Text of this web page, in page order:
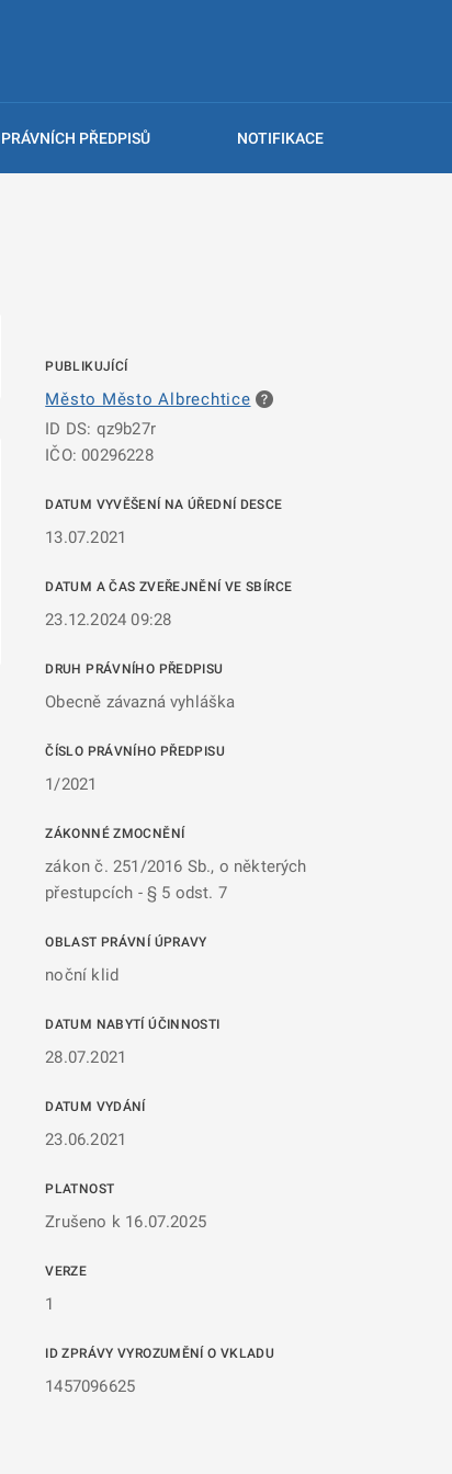
PŘEDPISŮ NOTIFIKACE
PUBLIKUJÍCÍ
Město Město Albrechtice
ID DS: qz9b27r
IČO: 00296228
DATUM VYVĚŠENÍ NA ÚŘEDNÍ DESCE
13.07.2021
DATUM A ČAS ZVEŘEJNĚNÍ VE SBÍRCE
23.12.2024 09:28
DRUH PRÁVNÍHO PŘEDPISU
Obecně závazná vyhláška
ČÍSLO PRÁVNÍHO PŘEDPISU
1/2021
ZÁKONNÉ ZMOCNĚNÍ
zákon č. 251/2016 Sb., o některých
přestupcích - § 5 odst. 7
OBLAST PRÁVNÍ ÚPRAVY
noční klid
DATUM NABYTÍ ÚČINNOSTI
28.07.2021
DATUM VYDÁNÍ
23.06.2021
PLATNOST
Zrušeno k 16.07.2025
VERZE
1
ID ZPRÁVY VYROZUMĚNÍ O VKLADU
1457096625